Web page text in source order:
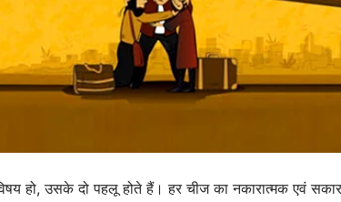
हो, उसके दो पहलू होते हैं। हर चीज का नकारात्मक एवं